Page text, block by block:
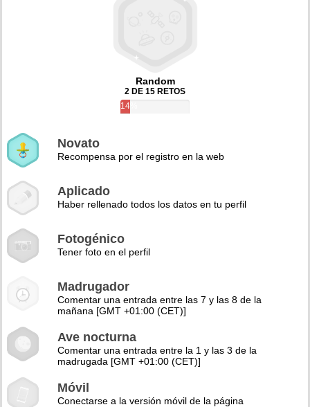
Random
2 DE 15 RETOS
14%
Novato
Recompensa por el registro en la web
Aplicado
Haber rellenado todos los datos en tu perfil
Fotogénico
Tener foto en el perfil
Madrugador
Comentar una entrada entre las 7 y las 8 de la
mañana [GMT +01:00 (CET)]
Ave nocturna
Comentar una entrada entre la 1 y las 3 de la
madrugada [GMT +01:00 (CET)]
Móvil
Conectarse a la versión móvil de la página